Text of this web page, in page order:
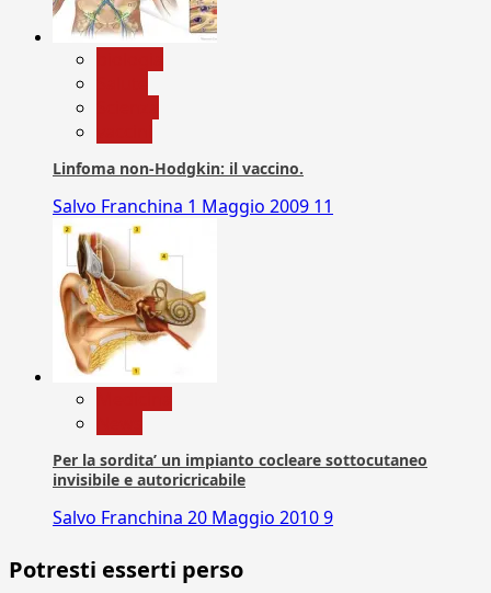
Linfoma non-Hodgkin: il vaccino.
Salvo Franchina 1 Maggio 2009 11
Per la sordita’ un impianto cocleare sottocutaneo
invisibile e autoricricabile
Salvo Franchina 20 Maggio 20109
Potresti esserti perso